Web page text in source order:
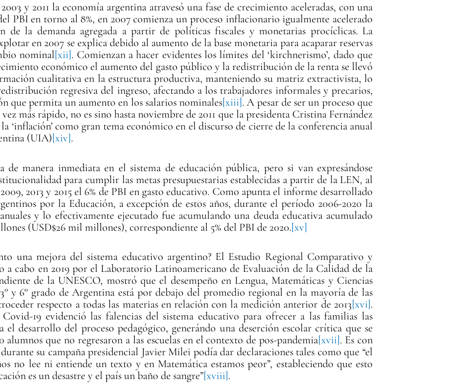
y 2011 la economía argentina atravesó una fase de crecimiento aceleradas, con una
PBI en torno al 8%, en 2007 comienza un proceso inflacionario igualmente acelerado
de la demanda agregada a partir de políticas fiscales y monetarias procíclicas. La
en 2007 se explica debido al aumento de la base monetaria para acaparar reservas
nominal[xii]. Comienzan a hacer evidentes los límites del ‘kirchnerismo’, dado que
económico el aumento del gasto público y la redistribución de la renta se llevó
cualitativa en la estructura productiva, manteniendo su matriz extractivista, lo
regresiva del ingreso, afectando a los trabajadores informales y precarios,
que permita un aumento en los salarios nominales[xiii]. A pesar de ser un proceso que
más rápido, no es sino hasta noviembre de 2011 que la presidenta Cristina Fernández
‘inflación’ como gran tema económico en el discurso de cierre de la conferencia anual
(UIA)[xiv].
de manera inmediata en el sistema de educación pública, pero si van expresándose
para cumplir las metas presupuestarias establecidas a partir de la LEN, al
2013 y 2015 el 6% de PBI en gasto educativo. Como apunta el informe desarrollado
por la Educación, a excepción de estos años, durante el período 2006-2020 la
y lo efectivamente ejecutado fue acumulando una deuda educativa acumulado
(USD$26 mil millones), correspondiente al 5% del PBI de 2020.[xv]
una mejora del sistema educativo argentino? El Estudio Regional Comparativo y
a cabo en 2019 por el Laboratorio Latinoamericano de Evaluación de la Calidad de la
de la UNESCO, mostró que el desempeño en Lengua, Matemáticas y Ciencias
y 6° grado de Argentina está por debajo del promedio regional en la mayoría de las
respecto a todas las materias en relación con la medición anterior de 2013[xvi].
19 evidenció las falencias del sistema educativo para ofrecer a las familias las
el desarrollo del proceso pedagógico, generándo una deserción escolar crítica que se
alumnos que no regresaron a las escuelas en el contexto de pos-pandemia[xvii]. Es con
durante su campaña presidencial Javier Milei podía dar declaraciones tales como que “el
no lee ni entiende un texto y en Matemática estamos peor”, estableciendo que esto
es un desastre y el país un baño de sangre”[xviii].